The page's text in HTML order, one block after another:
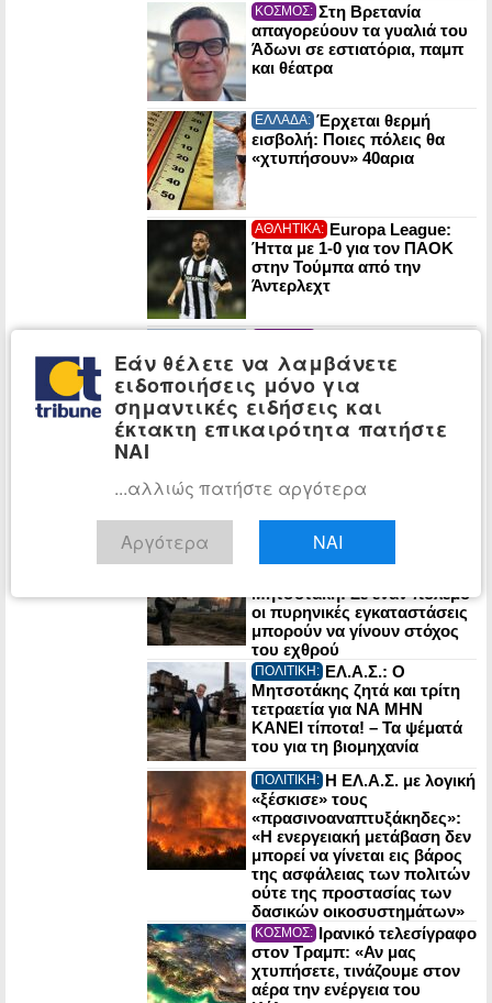
ΚΟΣΜΟΣ: Στη Βρετανία
απαγορεύουν τα γυαλιά του
Άδωνι σε εστιατόρια, παμπ
και θέατρα
ΕΛΛΑΔΑ: Έρχεται θερμή
εισβολή: Ποιες πόλεις θα
«χτυπήσουν» 40αρια
ΑΘΛΗΤΙΚΑ: Europa League:
Ήττα με 1-0 για τον ΠΑΟΚ
στην Τούμπα από την
Άντερλεχτ
εξετάζει πρόστιμα σε
αμερικανικά και ισραηλινά
πλοία που θα το διασχίζουν
ΚΟΣΜΟΣ:
Γερμανία: Η
υψηλό 28% – Διευρύνει το
προβάδισμα από το
CDU/CSU του Μερτς
Μητσοτάκη: Σε έναν πόλεμο
οι πυρηνικές εγκαταστάσεις
μπορούν να γίνουν στόχος
του εχθρού
ΠΟΛΙΤΙΚΗ: ΕΛ.Α.Σ.: Ο
Μητσοτάκης ζητά και τρίτη
τετραετία για ΝΑ ΜΗΝ
ΚΑΝΕΙ τίποτα! – Τα ψέματά
του για τη βιομηχανία
ΠΟΛΙΤΙΚΗ: Η ΕΛ.Α.Σ. με λογική
«ξέσκισε» τους
«πρασινοαναπτυξάκηδες»:
«Η ενεργειακή μετάβαση δεν
μπορεί να γίνεται εις βάρος
της ασφάλειας των πολιτών
ούτε της προστασίας των
δασικών οικοσυστημάτων»
ΚΟΣΜΟΣ: Ιρανικό τελεσίγραφο
στον Τραμπ: «Αν μας
χτυπήσετε, τινάζουμε στον
αέρα την ενέργεια του
Εάν θέλετε να λαμβάνετε
ειδοποιήσεις μόνο για
σημαντικές ειδήσεις και
έκτακτη επικαιρότητα πατήστε
ΝΑΙ
...αλλιώς πατήστε αργότερα
Αργότερα ΝΑΙ